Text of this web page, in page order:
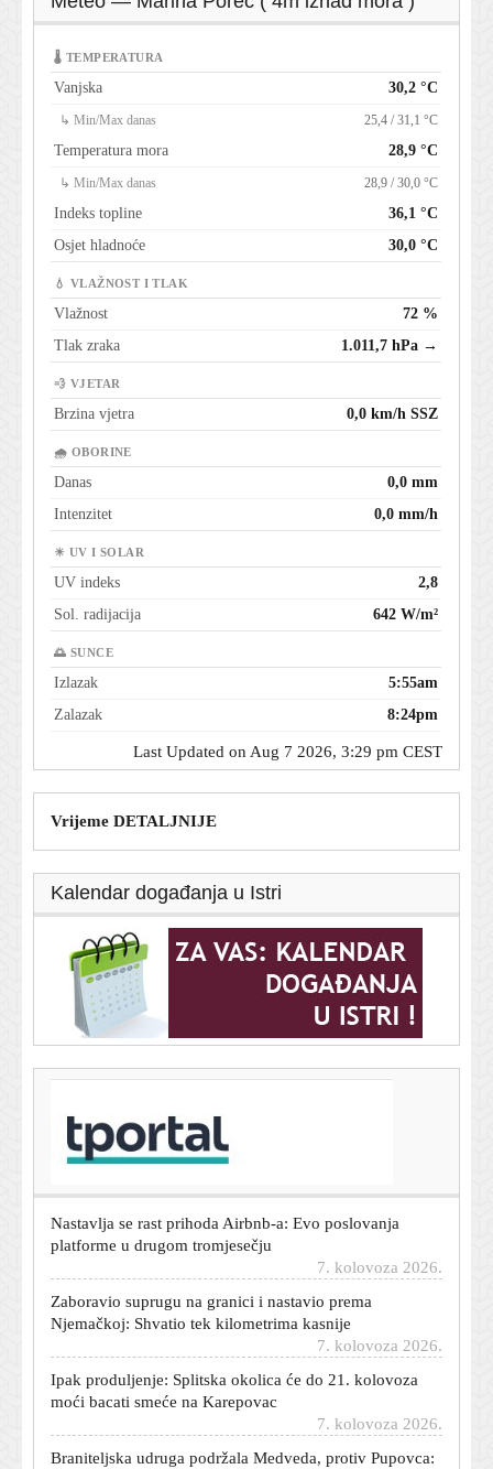
🌡 TEMPERATURA
Vanjska 30,2 °C
↳ Min/Max danas 25,4 / 31,1 °C
Temperatura mora 28,9 °C
↳ Min/Max danas 28,9 / 30,0 °C
Indeks topline
36,1 °C
Osjet hladnoće
30,0 °C
💧 VLAŽNOST I TLAK
Vlažnost
72 %
Tlak zraka
1.011,7 hPa →
💨 VJETAR
Brzina vjetra 0,0 km/h SSZ
🌧 OBORINE
Danas
0,0 mm
Intenzitet
0,0 mm/h
☀ UV I SOLAR
UV indeks
2,8
Sol. radijacija
642 W/m²
🌅 SUNCE
Izlazak
5:55am
Zalazak
8:24pm
Last Updated on Aug 7 2026, 3:29 pm CEST
Vrijeme DETALJNIJE
Kalendar događanja u Istri
Zara ima suknju koja spašava svaki ljetni stajling, a stoji
manje od 40 eura
platforme u drugom tromjesečju
Zaboravio suprugu na granici i nastavio prema
Njemačkoj: Shvatio tek kilometrima kasnije
7. kolovoza 2026.
Ipak produljenje: Splitska okolica će do 21. kolovoza
moći bacati smeće na Karepovac
Braniteljska udruga podržala Medveda, protiv Pupovca:
Prokomentirali pojedine povike na Oluji